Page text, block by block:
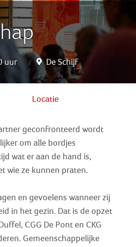
uur De Schijf
Locatie
geconfronteerd wordt
om alle bordjes
wat er aan de hand is,
wie ze kunnen praten.
en gevoelens wanneer zij
in het gezin. Dat is de opzet
CGG De Pont en CKG
Gemeenschappelijke